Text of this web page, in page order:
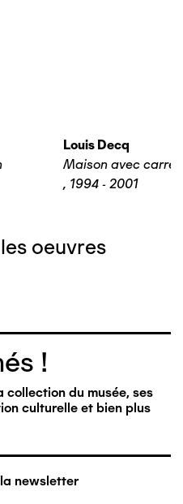
Louis Decq
Maison avec
, 1994 - 2001
oeuvres
!
collection du musée, ses
culturelle et bien plus
newsletter